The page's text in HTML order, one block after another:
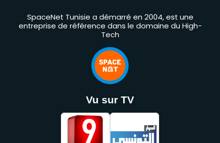
SpaceNet Tunisie a démarré en 2004, est une
entreprise de référence dans le domaine du High-
Tech
Vu sur TV